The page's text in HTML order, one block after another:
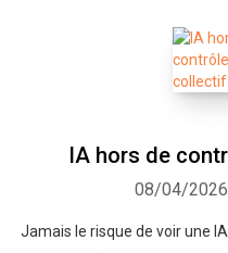
IA hors de
08/04/2026
Jamais le risque de voir une